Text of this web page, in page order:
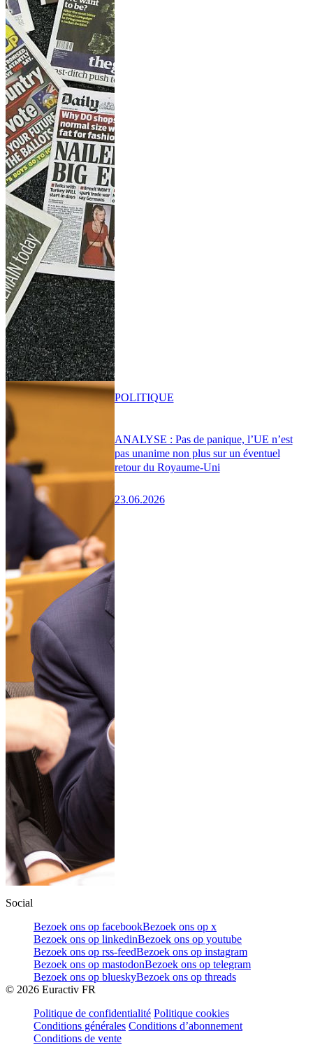
ANALYSE : Pas de panique, l’UE n’est
pas unanime non plus sur un éventuel
retour du Royaume-Uni
23.06.2026
POLITIQUE
Social
Bezoek ons op facebookBezoek ons op x
Bezoek ons op linkedinBezoek ons op youtube
Bezoek ons op rss-feedBezoek ons op instagram
Bezoek ons op mastodonBezoek ons op telegram
Bezoek ons op blueskyBezoek ons op threads
© 2026 Euractiv FR
Politique de confidentialité Politique cookies
Conditions générales Conditions d’abonnement
Conditions de vente